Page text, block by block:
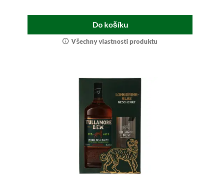
Do košíku
Všechny vlastnosti produktu